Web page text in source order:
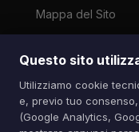
Questo sito
Utilizziamo cookie
e, previo tuo
(Google Analytics,
Mappa del Sito
Le immagini
cronaca ai